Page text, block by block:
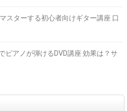
スターする初心者向けギター講座 口
ピアノが弾けるDVD講座 効果は？サ